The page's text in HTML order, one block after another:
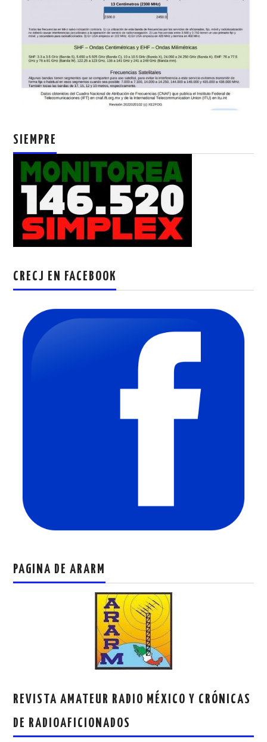
SIEMPRE
CRECJ EN FACEBOOK
PAGINA DE ARARM
REVISTA AMATEUR RADIO MÉXICO Y CRÓNICAS
DE RADIOAFICIONADOS